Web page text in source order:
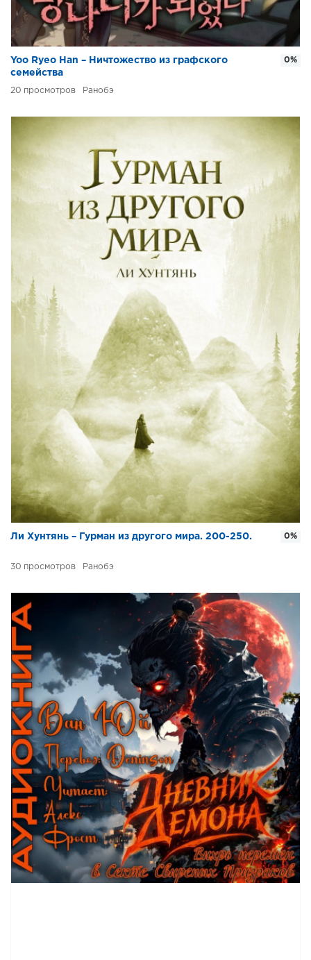
Yoo Ryeo Han – Ничтожество из графского
семейства
20 Ранобэ
0%
Ли Хунтянь – Гурман из другого мира. 200-250.
30 Ранобэ
0%